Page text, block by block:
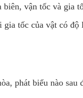
vận tốc và gia
gia tốc của vật có
phát biểu nào sau